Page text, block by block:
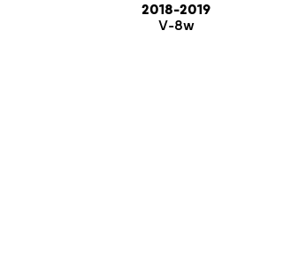
2018-2019
V-8w